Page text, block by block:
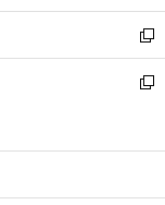
開
く
ウ
で
開
く
ン
ド
ウ
で
ウ
ィ
ン
ド
開
新
し
い
ン
ウ
新
ウ
ン